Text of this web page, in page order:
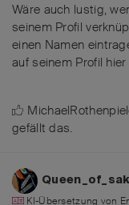
Wäre auch lustig,
seinem Profil
einen Namen
auf seinem Profil hier
gefällt das.
Queen_of_sak
KI-Übersetzung von